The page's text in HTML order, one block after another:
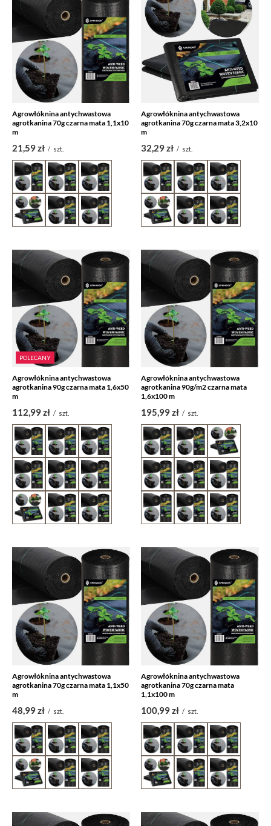
Agrowłóknina antychwastowa
agrotkanina 70g czarna mata 1,1x10
m
21,59 zł / szt.
Agrowłóknina antychwastowa
agrotkanina 70g czarna mata 3,2x10
m
32,29 zł / szt.
POLECANY
Agrowłóknina antychwastowa
agrotkanina 90g czarna mata 1,6x50
m
112,99 zł / szt.
Agrowłóknina antychwastowa
agrotkanina 90g/m2 czarna mata
1,6x100 m
195,99 zł / szt.
Agrowłóknina antychwastowa
agrotkanina 70g czarna mata 1,1x50
m
48,99 zł / szt.
Agrowłóknina antychwastowa
agrotkanina 70g czarna mata
1,1x100 m
100,99 zł / szt.